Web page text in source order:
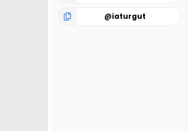
@iaturgut